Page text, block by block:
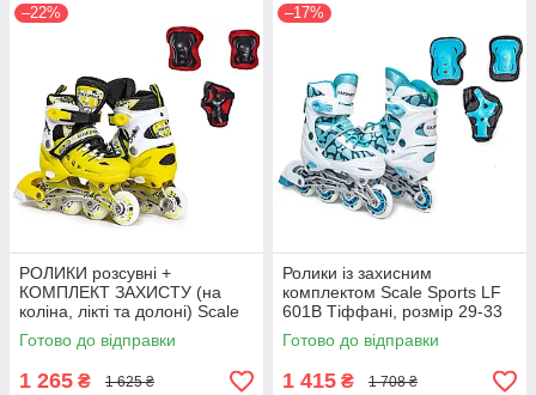
–22%
РОЛИКИ розсувні +
КОМПЛЕКТ ЗАХИСТУ (на
коліна, лікті та долоні) Scale
Sports жовті, розмір 29-33
Готово до відправки
1 265 ₴ 1 625 ₴
–17%
Ролики із захисним
комплектом Scale Sports LF
601B Тіффані, розмір 29-33
Готово до відправки
1 415 ₴ 1 708 ₴